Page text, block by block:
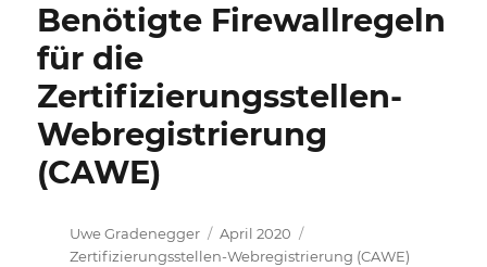
Benötigte Firewallregeln
für die
Zertifizierungsstellen-
Webregistrierung
(CAWE)
Autor
Uwe Gradenegger
Veröffentlicht
am
April 2020
Zertifizierungsstellen-Webregistrierung (CAWE)